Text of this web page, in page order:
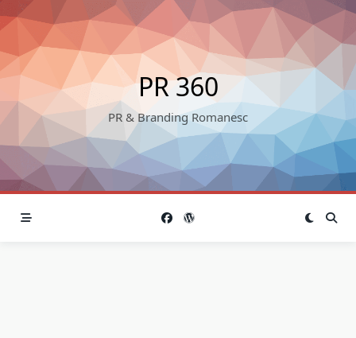
Skip
to
content
PR 360
PR & Branding Romanesc